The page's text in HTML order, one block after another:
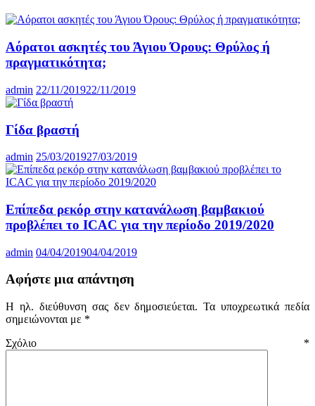
Αόρατοι ασκητές του Άγιου Όρους: Θρύλος ή
πραγματικότητα;
admin 22/11/201922/11/2019
Γίδα βραστή
admin 25/03/201927/03/2019
Επίπεδα ρεκόρ στην κατανάλωση βαμβακιού
προβλέπει το ICAC για την περίοδο 2019/2020
admin 04/04/201904/04/2019
Αφήστε μια απάντηση
Η ηλ. διεύθυνση σας δεν δημοσιεύεται. Τα υποχρεωτικά πεδία
σημειώνονται με *
Σχόλιο *